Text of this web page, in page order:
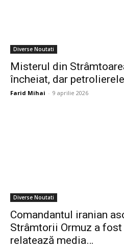
Diverse Noutati
Misterul din
încheiat, dar
Farid Mihai - 9 aprilie 2026
Diverse Noutati
Comandantul iranian
Strâmtorii Ormuz a
relatează media…